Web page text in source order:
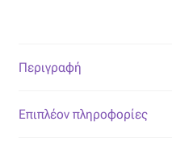
Οργάντζα τσαλακωτή
Περιγραφή
Επιπλέον πληροφορίες